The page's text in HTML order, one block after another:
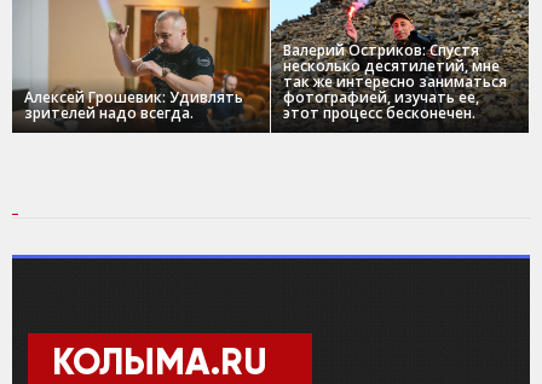
Алексей Грошевик: Удивлять
зрителей надо всегда.
Валерий Остриков: Спустя
несколько десятилетий, мне
так же интересно заниматься
фотографией, изучать ее,
этот процесс бесконечен.
КОЛЫМА.RU